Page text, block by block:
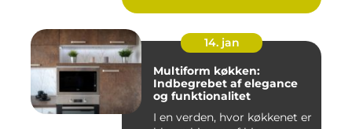
14. jan
Multiform køkken:
Indbegrebet af elegance
og funktionalitet
I en verden, hvor køkkenet er